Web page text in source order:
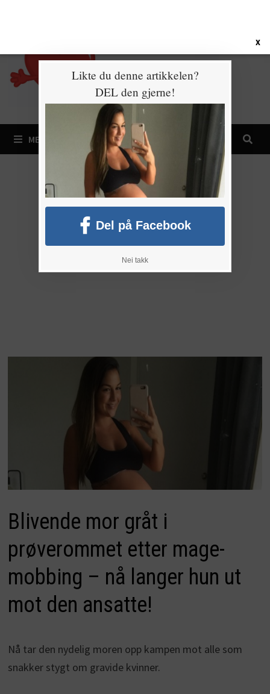
MENY
Blivende mor gråt i
prøverommet etter mage-
mobbing – nå langer hun ut
mot den ansatte!
Nå tar den nydelig moren opp kampen mot alle som
snakker stygt om gravide kvinner.
X
Likte du denne artikkelen?
DEL den gjerne!
Del på Facebook
Nei takk